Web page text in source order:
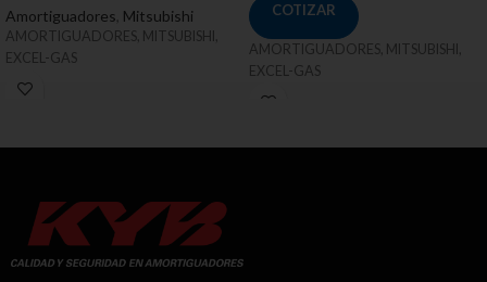
Amortiguadores Mitsubishi
AMORTIGUADORES, MITSUBISHI,
EXCEL-GAS
COTIZAR
AMORTIGUADORES, MITSUBISHI,
EXCEL-GAS